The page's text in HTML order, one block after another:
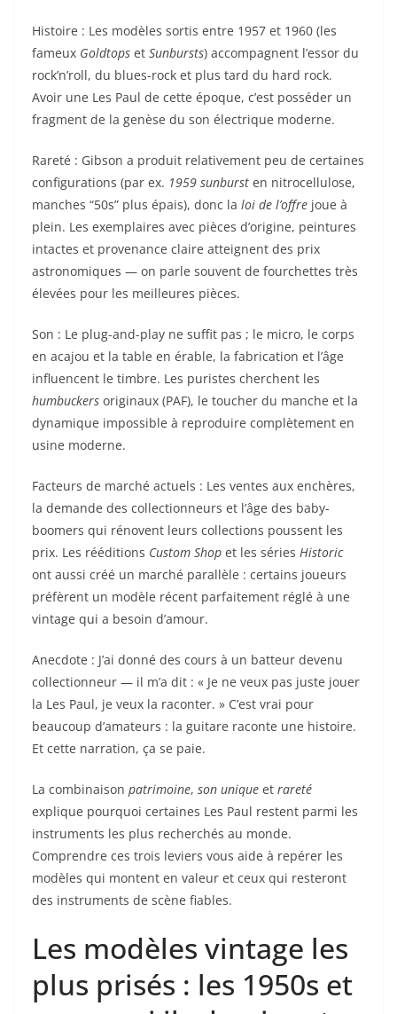
Histoire : Les modèles sortis entre 1957 et 1960 (les
fameux Goldtops et Sunbursts) accompagnent l’essor du
rock’n’roll, du blues-rock et plus tard du hard rock.
Avoir une Les Paul de cette époque, c’est posséder un
fragment de la genèse du son électrique moderne.
Rareté : Gibson a produit relativement peu de certaines
configurations (par ex. 1959 sunburst en nitrocellulose,
manches “50s” plus épais), donc la loi de l’offre joue à
plein. Les exemplaires avec pièces d’origine, peintures
intactes et provenance claire atteignent des prix
astronomiques — on parle souvent de fourchettes très
élevées pour les meilleures pièces.
Son : Le plug-and-play ne suffit pas ; le micro, le corps
en acajou et la table en érable, la fabrication et l’âge
influencent le timbre. Les puristes cherchent les
humbuckers originaux (PAF), le toucher du manche et la
dynamique impossible à reproduire complètement en
usine moderne.
Facteurs de marché actuels : Les ventes aux enchères,
la demande des collectionneurs et l’âge des baby-
boomers qui rénovent leurs collections poussent les
prix. Les rééditions Custom Shop et les séries Historic
ont aussi créé un marché parallèle : certains joueurs
préfèrent un modèle récent parfaitement réglé à une
vintage qui a besoin d’amour.
Anecdote : J’ai donné des cours à un batteur devenu
collectionneur — il m’a dit : « Je ne veux pas juste jouer
la Les Paul, je veux la raconter. » C’est vrai pour
beaucoup d’amateurs : la guitare raconte une histoire.
Et cette narration, ça se paie.
La combinaison patrimoine, son unique et rareté
explique pourquoi certaines Les Paul restent parmi les
instruments les plus recherchés au monde.
Comprendre ces trois leviers vous aide à repérer les
modèles qui montent en valeur et ceux qui resteront
des instruments de scène fiables.
Les modèles vintage les
plus prisés : les 1950s et